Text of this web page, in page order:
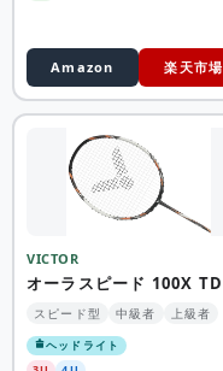
Amazon 楽天市場
VICTOR
オーラスピード 100X TD
スピード型 中級者 上級者
ヘッドライト